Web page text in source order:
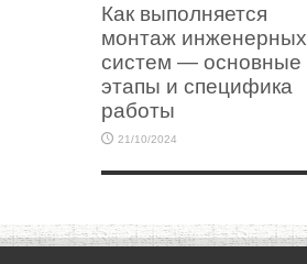
Как выполняется
монтаж инженерных
систем — основные
этапы и специфика
работы
21/10/2024